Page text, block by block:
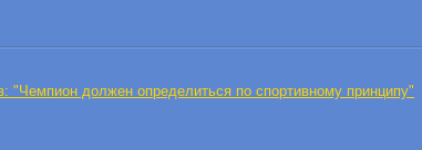
"Чемпион должен определиться по спортивному принципу"